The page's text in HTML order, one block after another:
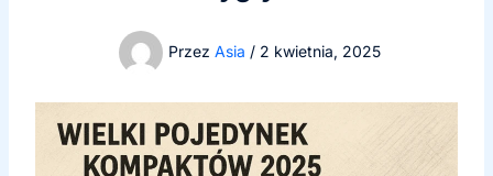
Przez Asia / 2 kwietnia, 2025